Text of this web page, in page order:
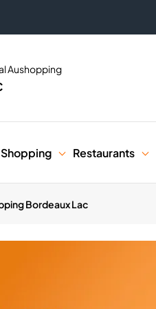
Aushopping
Shopping Restaurants
Bordeaux Lac